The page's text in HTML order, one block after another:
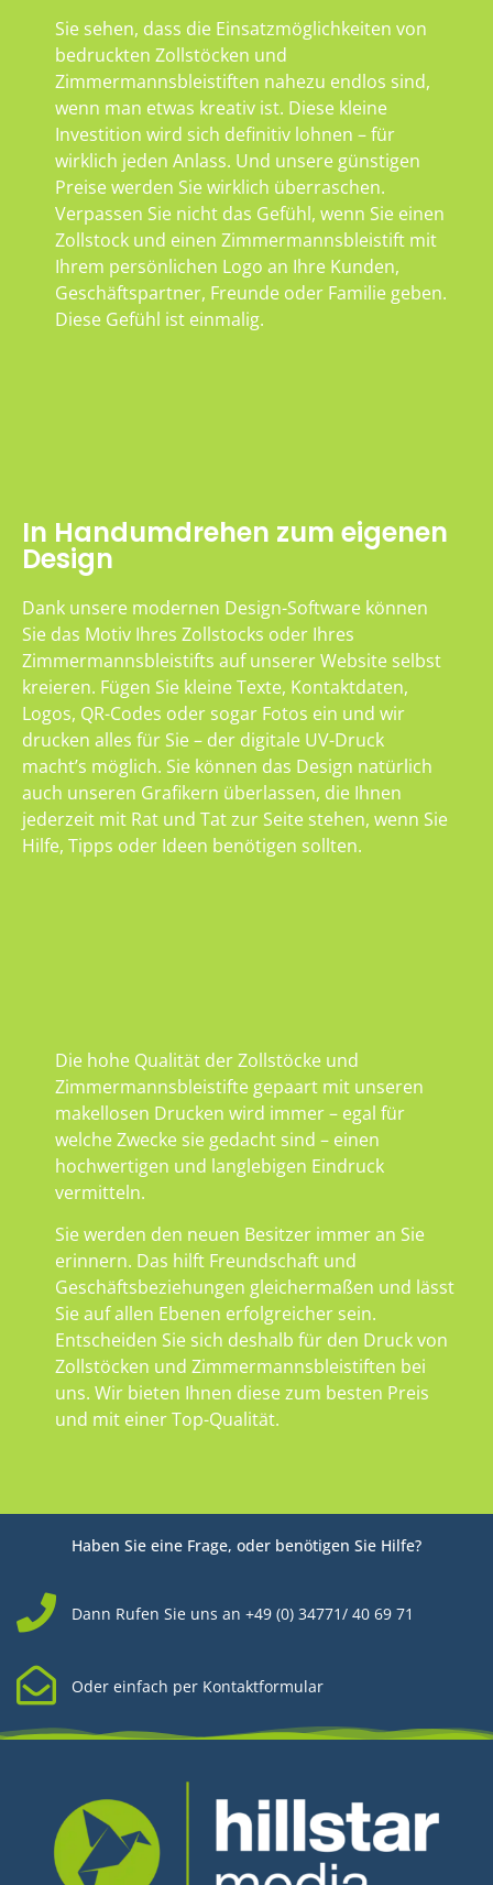
Sie sehen, dass die Einsatzmöglichkeiten von
bedruckten Zollstöcken und
Zimmermannsbleistiften nahezu endlos sind,
wenn man etwas kreativ ist. Diese kleine
Investition wird sich definitiv lohnen – für
wirklich jeden Anlass. Und unsere günstigen
Preise werden Sie wirklich überraschen.
Verpassen Sie nicht das Gefühl, wenn Sie einen
Zollstock und einen Zimmermannsbleistift mit
Ihrem persönlichen Logo an Ihre Kunden,
Geschäftspartner, Freunde oder Familie geben.
Diese Gefühl ist einmalig.
In Handumdrehen zum eigenen
Design
Dank unsere modernen Design-Software können
Sie das Motiv Ihres Zollstocks oder Ihres
Zimmermannsbleistifts auf unserer Website selbst
kreieren. Fügen Sie kleine Texte, Kontaktdaten,
Logos, QR-Codes oder sogar Fotos ein und wir
drucken alles für Sie – der digitale UV-Druck
macht’s möglich. Sie können das Design natürlich
auch unseren Grafikern überlassen, die Ihnen
jederzeit mit Rat und Tat zur Seite stehen, wenn Sie
Hilfe, Tipps oder Ideen benötigen sollten.
Die hohe Qualität der Zollstöcke und
Zimmermannsbleistifte gepaart mit unseren
makellosen Drucken wird immer – egal für
welche Zwecke sie gedacht sind – einen
hochwertigen und langlebigen Eindruck
vermitteln.
Sie werden den neuen Besitzer immer an Sie
erinnern. Das hilft Freundschaft und
Geschäftsbeziehungen gleichermaßen und lässt
Sie auf allen Ebenen erfolgreicher sein.
Entscheiden Sie sich deshalb für den Druck von
Zollstöcken und Zimmermannsbleistiften bei
uns. Wir bieten Ihnen diese zum besten Preis
und mit einer Top-Qualität.
Haben Sie eine Frage, oder benötigen Sie Hilfe?
Dann Rufen Sie uns an +49 (0) 34771/ 40 69 71
Oder einfach per Kontaktformular